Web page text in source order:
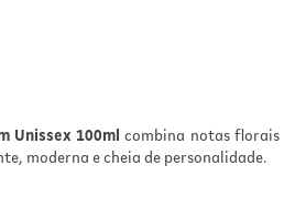
Unissex 100ml combina notas florais
moderna e cheia de personalidade.